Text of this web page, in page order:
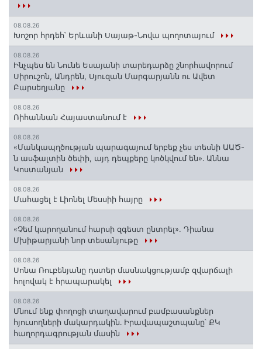
08.08.26
Խոշոր հրդեհ՝ Երևանի Սայաթ-Նովա պողոտայում
08.08.26
Ինչպես են Նունե Եսայանի տարեդարձը շնորհավորում
Սիրուշոն, Անդրեն, Սյուզան Մարգարյանն ու Ավետ
Բարսեղյանը
08.08.26
Ռիհաննան Հայաստանում է
08.08.26
«Մանկապղծության պարագայում երբեք չես տեսնի ԱԱԾ-
ն ասֆալտին ծեփի, այդ դեպքերը կոծկվում են»․ Աննա
Կոստանյան
08.08.26
Մահացել է Լիոնել Մեսսիի հայրը
08.08.26
«Չեմ կարողանում հարսի զգեստ ընտրել». Դիանա
Մխիթարյանի նոր տեսանյութը
08.08.26
Սոնա Ռուբենյանը դստեր մասնակցությամբ զվարճալի
հոլովակ է հրապարակել
08.08.26
Մնում ենք փողոցի տաղավարում բամբասանքներ
հյուսողների մակարդակին․ Իրավապաշտպանը՝ ՔԿ
հաղորդագրության մասին